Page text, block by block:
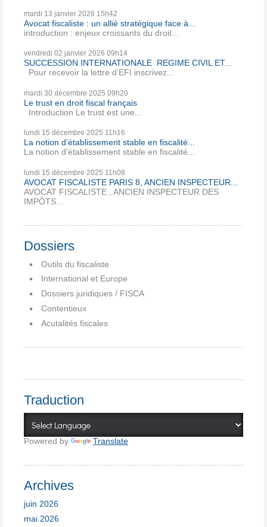
mardi 13 janvier 2026 15h42
Avocat fiscaliste : un allié stratégique face à...
introduction : enjeux croissants du droit...
vendredi 02 janvier 2026 09h14
SUCCESSION INTERNATIONALE REGIME CIVIL ET...
Pour recevoir la lettre d’EFI inscrivez...
mardi 30 décembre 2025 09h20
Le trust en droit fiscal français
Introduction Le trust est une...
lundi 15 décembre 2025 11h16
La notion d’établissement stable en fiscalité...
La notion d’établissement stable en fiscalité...
lundi 15 décembre 2025 11h08
AVOCAT FISCALISTE PARIS 8, ANCIEN INSPECTEUR...
AVOCAT FISCALISTE , ANCIEN INSPECTEUR DES
IMPÔTS...
Dossiers
Outils du fiscaliste
International et Europe
Dossiers juridiques / FISCA
Contentieux
Acutalités fiscales
Traduction
Powered by Translate
Archives
juin 2026
mai 2026